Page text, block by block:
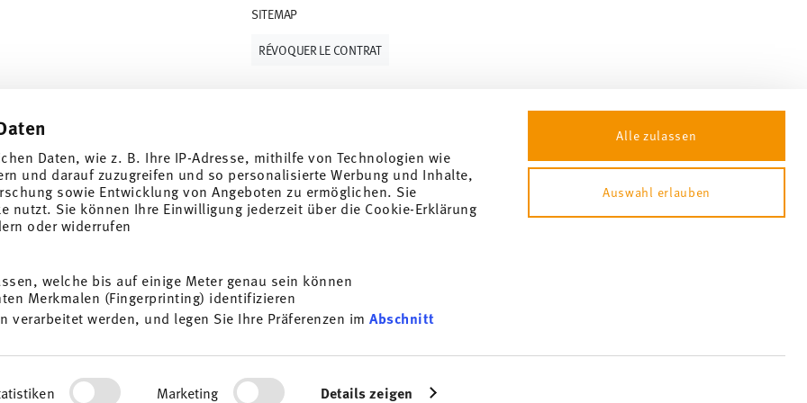
Daten, wie z. B. Ihre IP-Adresse, mithilfe von Technologien wie
und darauf zuzugreifen und so personalisierte Werbung und Inhalte,
sowie Entwicklung von Angeboten zu ermöglichen. Sie
nutzt. Sie können Ihre Einwilligung jederzeit über die Cookie-Erklärung
oder widerrufen
welche bis auf einige Meter genau sein können
Merkmalen (Fingerprinting) identifizieren
verarbeitet werden, und legen Sie Ihre Präferenzen im Abschnitt
geben wir Informationen zu Ihrer Verwendung unserer Website an
Marketing Details zeigen
Alle zulassen
Auswahl erlauben
SITEMAP
RÉVOQUER LE CONTRAT
Protection des données Mentions légales Modifier le consentement aux cookies
Le bon d'achat ne peut pas être cumulé avec d'autres offres ou promotions et ne peut pas être déduit rétrospectivement. Pas de paiement
© 2025 Rosenthal GmbH. All rights reserved
10%!
et des
SOUSCRIREi
Protection des